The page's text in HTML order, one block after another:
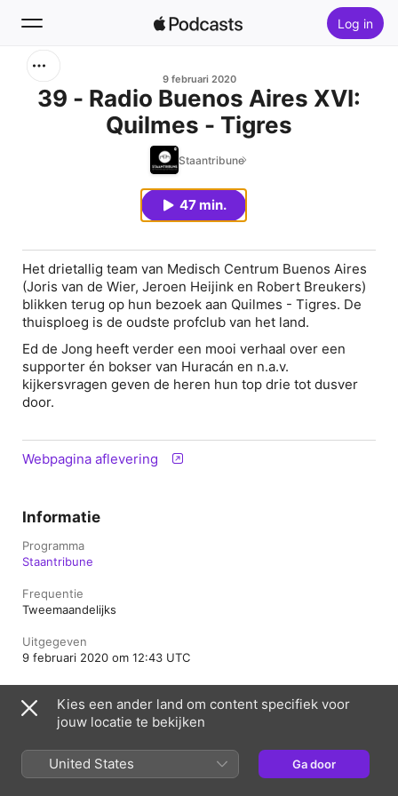
Log in
9 februari 2020
39 - Radio Buenos Aires XVI:
Quilmes - Tigres
Staantribune
47 min.
Het drietallig team van Medisch Centrum Buenos Aires
(Joris van de Wier, Jeroen Heijink en Robert Breukers)
blikken terug op hun bezoek aan Quilmes - Tigres. De
thuisploeg is de oudste profclub van het land.
Ed de Jong heeft verder een mooi verhaal over een
supporter én bokser van Huracán en n.a.v.
kijkersvragen geven de heren hun top drie tot dusver
door.
Webpagina aflevering
Informatie
Programma
Staantribune
Frequentie
Tweemaandelijks
Uitgegeven
9 februari 2020 om 12:43 UTC
Lengte
47 min.
Veilig
Kies een ander land om content specifiek voor
jouw locatie te bekijken
United States Ga door